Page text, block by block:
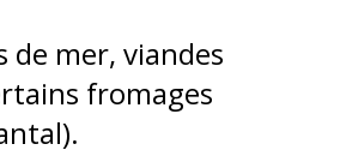
mer, viandes
fromages